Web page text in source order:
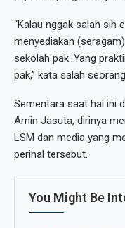
“Kalau nggak salah sih
menyediakan
sekolah pak. Yang
pak,” kata salah
Sementara saat hal ini
Amin Jasuta, dirinya
LSM dan media yang
perihal tersebut.
You Might Be